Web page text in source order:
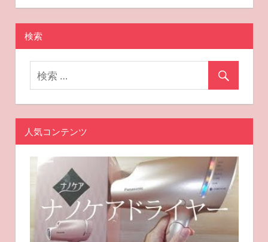
ー
シ
ョ
ン
2025-04-19
miyu
おすすめスキンケア
検索
人気コンテンツ